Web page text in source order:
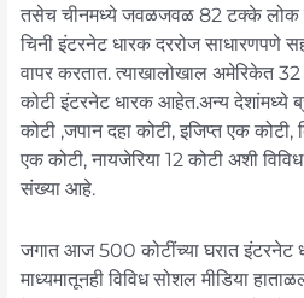
तसेच चीनमध्ये जवळजवळ 82 टक्के लोक
चिनी इंटरनेट धारक दररोज साधारणपणे
वापर करतात. त्याखालोखाल अमेरिकेत 32
कोटी इंटरनेट धारक आहेत.अन्य देशांमध्ये
कोटी ,जपान दहा कोटी, इजिप्त एक कोटी,
एक कोटी, नायजेरिया 12 कोटी अशी
संख्या आहे.
जगात आज 500 कोटींच्या घरात इंटरनेट
माध्यमातूनही विविध सोशल मीडिया